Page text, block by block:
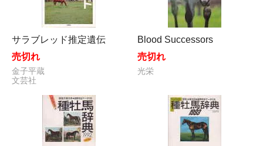
サラブレッド推定遺伝
売切れ
金子平蔵
文芸社
Blood Successors
売切れ
光栄